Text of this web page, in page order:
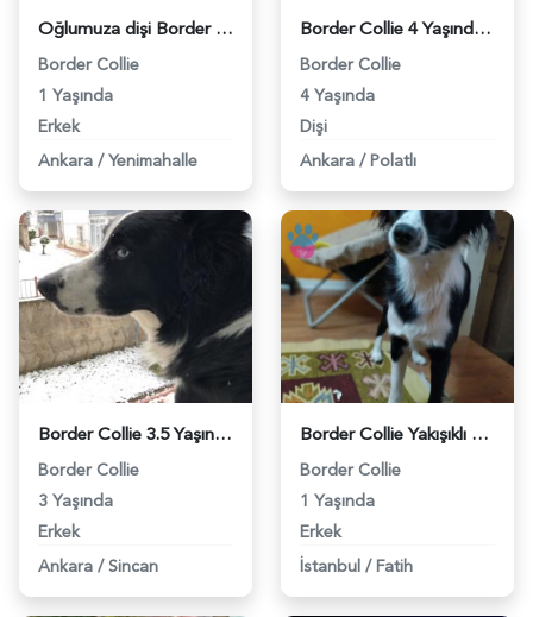
Oğlumuza dişi Border Collie arıyoruz - 118970383
Border Collie
1 Yaşında
Erkek
Ankara / Yenimahalle
Border Collie 4 Yaşında Eş Arıyor - 118965909
Border Collie
4 Yaşında
Dişi
Ankara / Polatlı
Border Collie 3.5 Yaşında Köpeğime Eş Arıyorum - 1230
Border Collie
3 Yaşında
Erkek
Ankara / Sincan
Border Collie Yakışıklı Oğluma Prenses Arıyorum - 1584
Border Collie
1 Yaşında
Erkek
İstanbul / Fatih